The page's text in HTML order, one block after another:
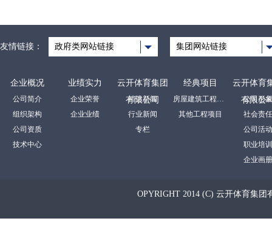
友情链接： 政府类网站链接 集团网站链接
企业概况
公司简介
组织架构
公司资质
技术中心
业绩实力
企业荣誉
企业业绩
云开体育集团
有限公司
裕达新闻
行业新闻
专栏
经典项目
其他工程项目
云开体育
有限公
公司形象
社会责任
公司活动
职业培训
企业画册
OPYRIGHT 2014 (C) 云开体育集团